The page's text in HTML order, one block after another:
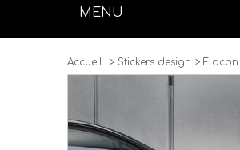
MENU
Accueil > Stickers design > Flocon